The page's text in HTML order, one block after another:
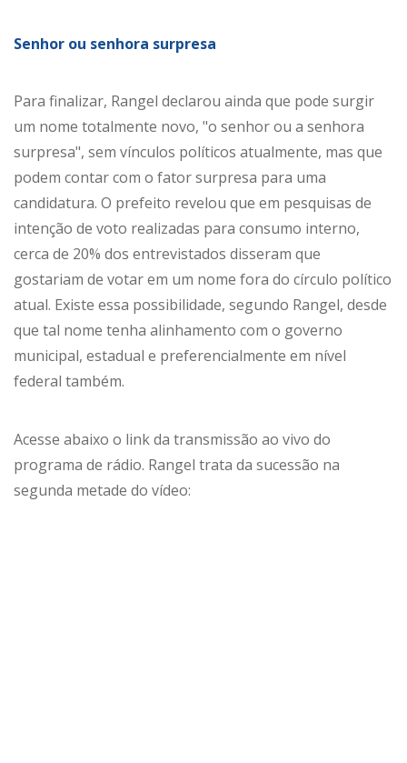
Senhor ou senhora surpresa
Para finalizar, Rangel declarou ainda que pode surgir
um nome totalmente novo, "o senhor ou a senhora
surpresa", sem vínculos políticos atualmente, mas que
podem contar com o fator surpresa para uma
candidatura. O prefeito revelou que em pesquisas de
intenção de voto realizadas para consumo interno,
cerca de 20% dos entrevistados disseram que
gostariam de votar em um nome fora do círculo político
atual. Existe essa possibilidade, segundo Rangel, desde
que tal nome tenha alinhamento com o governo
municipal, estadual e preferencialmente em nível
federal também.
Acesse abaixo o link da transmissão ao vivo do
programa de rádio. Rangel trata da sucessão na
segunda metade do vídeo: